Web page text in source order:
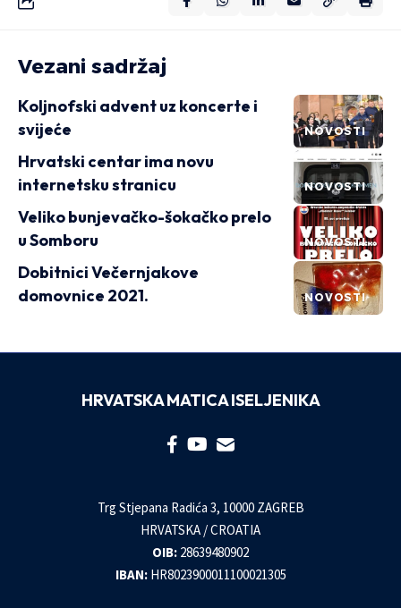
Vezani sadržaj
NOVOSTI
Koljnofski advent uz koncerte i
svijeće
NOVOSTI
Hrvatski centar ima novu
internetsku stranicu
NOVOSTI
Veliko bunjevačko-šokačko prelo
u Somboru
NOVOSTI
Dobitnici Večernjakove
domovnice 2021.
HRVATSKA MATICA ISELJENIKA
Trg Stjepana Radića 3, 10000 ZAGREB
HRVATSKA / CROATIA
OIB: 28639480902
IBAN: HR8023900011100021305